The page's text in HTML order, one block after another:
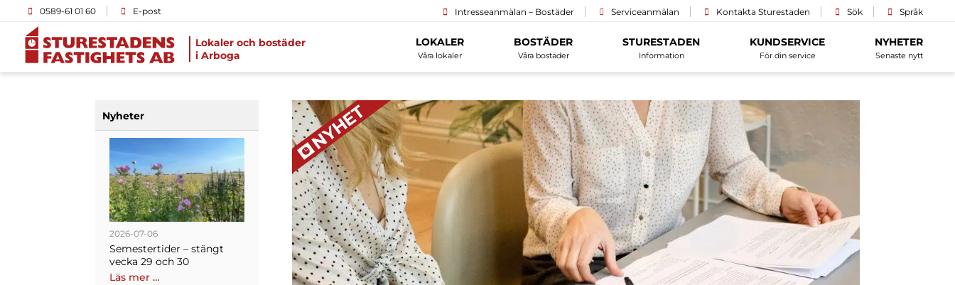
0589-61 01 60 E-post Intresseanmälan – Bostäder Serviceanmälan Kontakta Sturestaden Sök Språk
Lokaler och bostäder
i Arboga
LOKALER
Våra lokaler
BOSTÄDER
Våra bostäder
STURESTADEN
Information
KUNDSERVICE
För din service
NYHETER
Senaste nytt
Nyheter
2026-07-06
Semestertider – stängt
vecka 29 och 30
Läs mer …